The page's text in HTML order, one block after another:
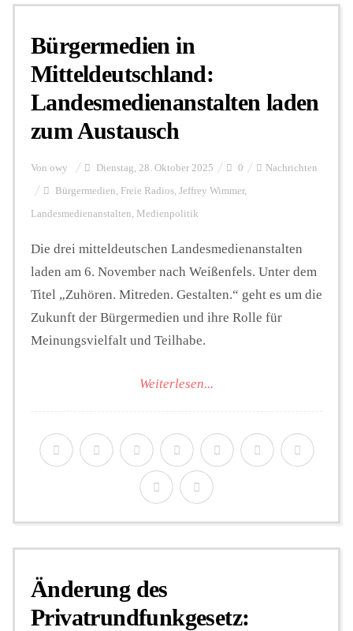
Personalien
Hintergrund
FUNKTURM-Beiträge
Podcast
Seminare
Unterstützen
Bürgermedien in
Mitteldeutschland:
Landesmedienanstalten laden
zum Austausch
Von owy Dienstag, 28. Oktober 2025 0 Nachrichten
Bürgermedien, Freie Radios, Jeffrey Wimmer,
Landesmedienanstalten, Medienpolitik
Die drei mitteldeutschen Landesmedienanstalten
laden am 6. November nach Weißenfels. Unter dem
Titel „Zuhören. Mitreden. Gestalten.“ geht es um die
Zukunft der Bürgermedien und ihre Rolle für
Meinungsvielfalt und Teilhabe.
Weiterlesen...
Änderung des
Privatrundfunkgesetz: